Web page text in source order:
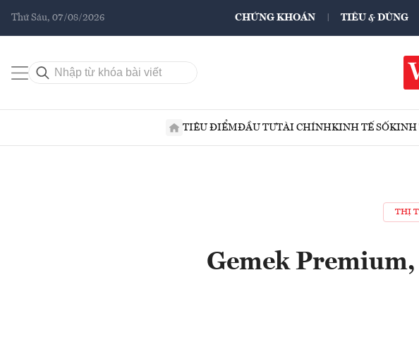
Thứ Sáu, 07/08/2026 CHỨNG KHOÁN TIÊU & DÙNG
TIÊU ĐIỂMĐẦU TƯTÀI CHÍNHKINH TẾ SỐKINH
THỊ
Gemek